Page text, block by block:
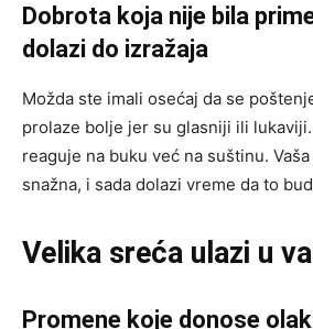
Dobrota koja nije bila
dolazi do izražaja
Možda ste imali osećaj da se
prolaze bolje jer su glasniji ili
reaguje na buku već na suštinu.
snažna, i sada dolazi vreme da to
Velika sreća ulazi u
Promene koje donose